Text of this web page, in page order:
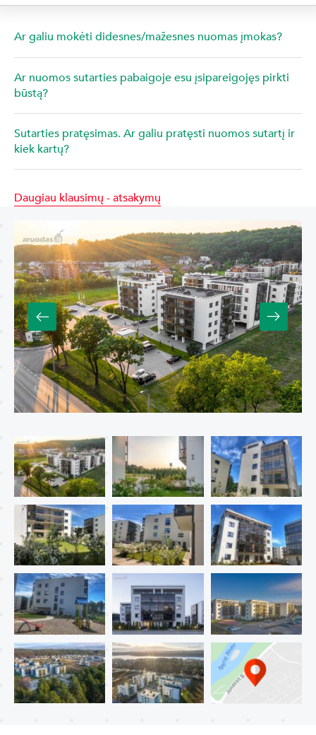
Ar galiu mokėti didesnes/mažesnes nuomas įmokas?
Ar nuomos sutarties pabaigoje esu įsipareigojęs pirkti
būstą?
Sutarties pratęsimas. Ar galiu pratęsti nuomos sutartį ir
kiek kartų?
Daugiau klausimų - atsakymų